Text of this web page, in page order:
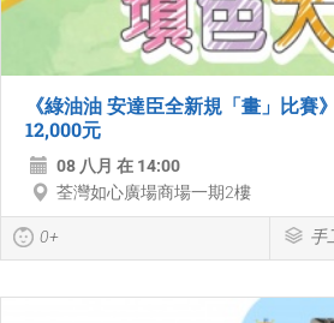
《綠油油 安達臣全新規「畫」比賽
12,000元
08 八月 在 14:00
荃灣如心廣場商場一期2樓
0+ 手